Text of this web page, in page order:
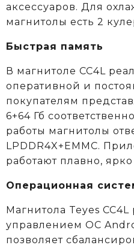
аксессуаров. Для
магнитолы есть 2
Быстрая память
В магнитоле CC4L
оперативной и
покупателям
6+64 Гб
работы магнитолы
LPDDR4X+EMMC.
работают плавно,
Операционная
Магнитола Teyes CC4L
управлением ОС
позволяет